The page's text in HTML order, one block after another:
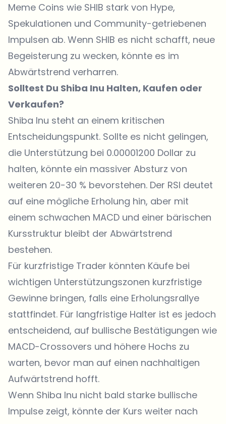
Meme Coins wie SHIB stark von Hype,
Spekulationen und Community-getriebenen
Impulsen ab. Wenn SHIB es nicht schafft, neue
Begeisterung zu wecken, könnte es im
Abwärtstrend verharren.
Solltest Du Shiba Inu Halten, Kaufen oder
Verkaufen?
Shiba Inu steht an einem kritischen
Entscheidungspunkt. Sollte es nicht gelingen,
die Unterstützung bei 0.00001200 Dollar zu
halten, könnte ein massiver Absturz von
weiteren 20-30 % bevorstehen. Der RSI deutet
auf eine mögliche Erholung hin, aber mit
einem schwachen MACD und einer bärischen
Kursstruktur bleibt der Abwärtstrend
bestehen.
Für kurzfristige Trader könnten Käufe bei
wichtigen Unterstützungszonen kurzfristige
Gewinne bringen, falls eine Erholungsrallye
stattfindet. Für langfristige Halter ist es jedoch
entscheidend, auf bullische Bestätigungen wie
MACD-Crossovers und höhere Hochs zu
warten, bevor man auf einen nachhaltigen
Aufwärtstrend hofft.
Wenn Shiba Inu nicht bald starke bullische
Impulse zeigt, könnte der Kurs weiter nach